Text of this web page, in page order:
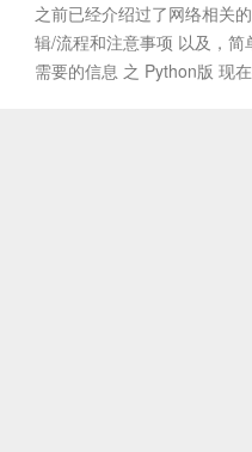
之前已经介绍过了网络相关
辑/流程和注意事项 以及，
需要的信息 之 Python版 现